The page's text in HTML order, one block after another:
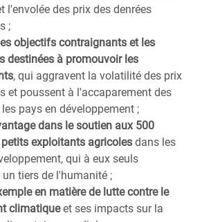
l'envolée des prix des denrées
;
objectifs contraignants et les
destinées à promouvoir les
, qui aggravent la volatilité des prix
et poussent à l'accaparement des
pays en développement ;
dans le soutien aux 500
exploitants agricoles dans les
qui à eux seuls
tiers de l'humanité ;
en matière de lutte contre le
climatiqueet ses impacts sur la